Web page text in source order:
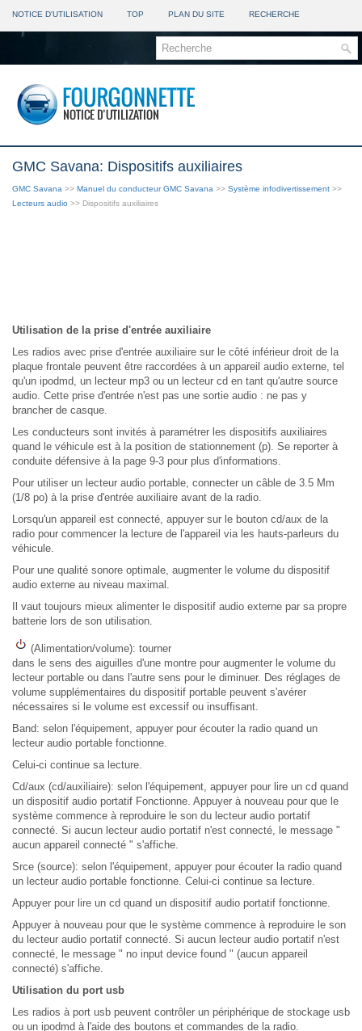
NOTICE D'UTILISATION TOP PLAN DU SITE RECHERCHE
GMC Savana: Dispositifs auxiliaires
GMC Savana >> Manuel du conducteur GMC Savana >> Système infodivertissement >>
Lecteurs audio >> Dispositifs auxiliaires
Utilisation de la prise d'entrée auxiliaire
Les radios avec prise d'entrée auxiliaire sur le côté inférieur droit de la
plaque frontale peuvent être raccordées à un appareil audio externe, tel
qu'un ipodmd, un lecteur mp3 ou un lecteur cd en tant qu'autre source
audio. Cette prise d'entrée n'est pas une sortie audio : ne pas y
brancher de casque.
Les conducteurs sont invités à paramétrer les dispositifs auxiliaires
quand le véhicule est à la position de stationnement (p). Se reporter à
conduite défensive à la page 9-3 pour plus d'informations.
Pour utiliser un lecteur audio portable, connecter un câble de 3.5 Mm
(1/8 po) à la prise d'entrée auxiliaire avant de la radio.
Lorsqu'un appareil est connecté, appuyer sur le bouton cd/aux de la
radio pour commencer la lecture de l'appareil via les hauts-parleurs du
véhicule.
Pour une qualité sonore optimale, augmenter le volume du dispositif
audio externe au niveau maximal.
Il vaut toujours mieux alimenter le dispositif audio externe par sa propre
batterie lors de son utilisation.
(Alimentation/volume): tourner
dans le sens des aiguilles d'une montre pour augmenter le volume du
lecteur portable ou dans l'autre sens pour le diminuer. Des réglages de
volume supplémentaires du dispositif portable peuvent s'avérer
nécessaires si le volume est excessif ou insuffisant.
Band: selon l'équipement, appuyer pour écouter la radio quand un
lecteur audio portable fonctionne.
Celui-ci continue sa lecture.
Cd/aux (cd/auxiliaire): selon l'équipement, appuyer pour lire un cd quand
un dispositif audio portatif Fonctionne. Appuyer à nouveau pour que le
système commence à reproduire le son du lecteur audio portatif
connecté. Si aucun lecteur audio portatif n'est connecté, le message "
aucun appareil connecté " s'affiche.
Srce (source): selon l'équipement, appuyer pour écouter la radio quand
un lecteur audio portable fonctionne. Celui-ci continue sa lecture.
Appuyer pour lire un cd quand un dispositif audio portatif fonctionne.
Appuyer à nouveau pour que le système commence à reproduire le son
du lecteur audio portatif connecté. Si aucun lecteur audio portatif n'est
connecté, le message " no input device found " (aucun appareil
connecté) s'affiche.
Utilisation du port usb
Les radios à port usb peuvent contrôler un périphérique de stockage usb
ou un ipodmd à l'aide des boutons et commandes de la radio.